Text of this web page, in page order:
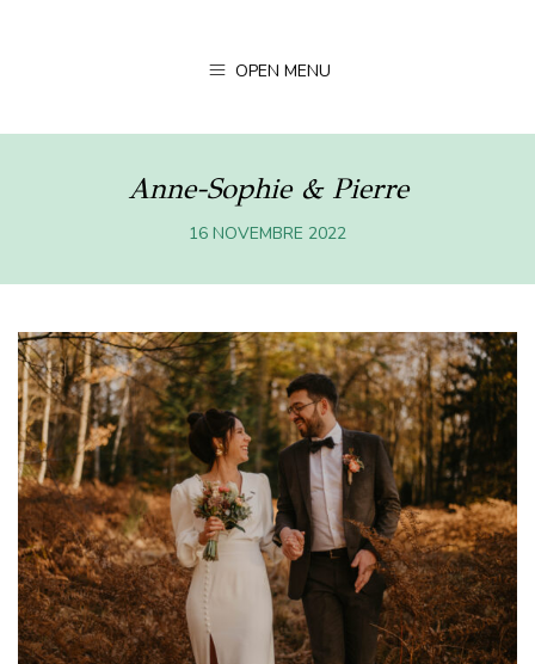
OPEN MENU
Anne-Sophie & Pierre
16 NOVEMBRE 2022